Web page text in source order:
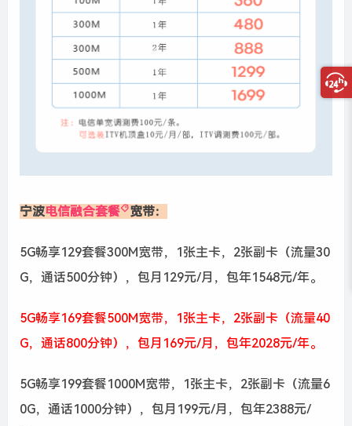
宁波电信融合套餐 宽带：
5G畅享129套餐300M宽带，1张主卡，2张副卡（流量30
G，通话500分钟），包月129元/月，包年1548元/年。
5G畅享169套餐500M宽带，1张主卡，2张副卡（流量40
G，通话800分钟），包月169元/月，包年2028元/年。
5G畅享199套餐1000M宽带，1张主卡，2张副卡（流量6
0G，通话1000分钟），包月199元/月，包年2388元/